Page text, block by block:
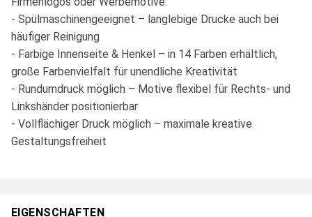
- Spülmaschinengeeignet – langlebige Drucke auch bei
häufiger Reinigung
- Farbige Innenseite & Henkel – in 14 Farben erhältlich,
große Farbenvielfalt für unendliche Kreativität
- Rundumdruck möglich – Motive flexibel für Rechts- und
Linkshänder positionierbar
- Vollflächiger Druck möglich – maximale kreative
Gestaltungsfreiheit
EIGENSCHAFTEN